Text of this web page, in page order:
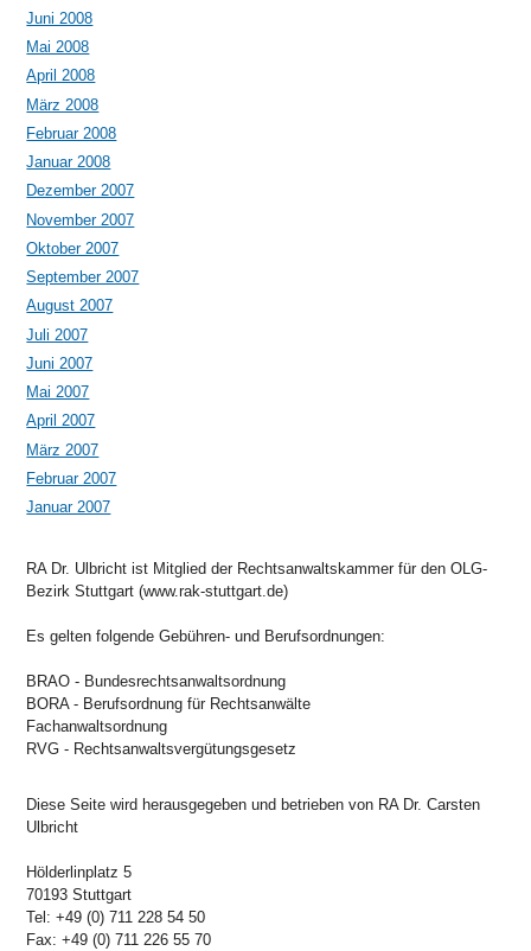
Juni 2008
Mai 2008
April 2008
März 2008
Februar 2008
Januar 2008
Dezember 2007
November 2007
Oktober 2007
September 2007
August 2007
Juli 2007
Juni 2007
Mai 2007
April 2007
März 2007
Februar 2007
Januar 2007
RA Dr. Ulbricht ist Mitglied der Rechtsanwaltskammer für den OLG-
Bezirk Stuttgart (www.rak-stuttgart.de)
Es gelten folgende Gebühren- und Berufsordnungen:
BRAO - Bundesrechtsanwaltsordnung
BORA - Berufsordnung für Rechtsanwälte
Fachanwaltsordnung
RVG - Rechtsanwaltsvergütungsgesetz
Diese Seite wird herausgegeben und betrieben von RA Dr. Carsten
Ulbricht
Hölderlinplatz 5
70193 Stuttgart
Tel: +49 (0) 711 228 54 50
Fax: +49 (0) 711 226 55 70